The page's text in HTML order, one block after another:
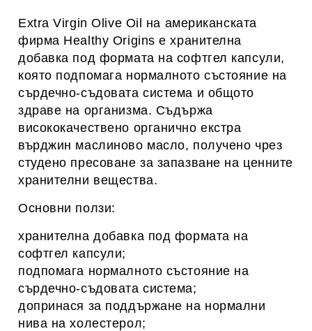
Extra Virgin Olive Oil на американската
фирма Healthy Origins е хранителна
добавка под формата на софтгел капсули,
която подпомага нормалното състояние на
сърдечно-съдовата система и общото
здраве на организма. Съдържа
висококачествено органично екстра
върджин маслиново масло, получено чрез
студено пресоване за запазване на ценните
хранителни вещества.
Основни ползи:
хранителна добавка под формата на
софтгел капсули;
подпомага нормалното състояние на
сърдечно-съдовата система;
допринася за поддържане на нормални
нива на холестерол;